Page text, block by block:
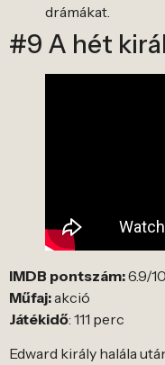
drámákat.
#9 A hét
IMDB pontszám:6.9/10
Műfaj:akció
Játékidő: 111 perc
Edward király halála